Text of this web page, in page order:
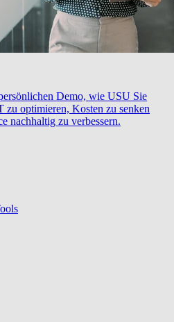
Demo, wie USU Sie
zu optimieren, Kosten zu senken
nachhaltig zu verbessern.